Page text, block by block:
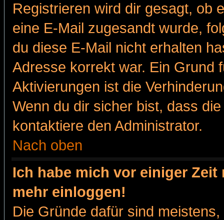
Registrieren wird dir gesagt, ob
eine E-Mail zugesandt wurde,
du diese E-Mail nicht erhalten
Adresse korrekt war. Ein Grund
Aktivierungen ist die
Wenn du dir sicher bist, dass
kontaktiere den Administrator.
Nach oben
Ich habe mich vor einiger
mehr einloggen!
Die Gründe dafür sind